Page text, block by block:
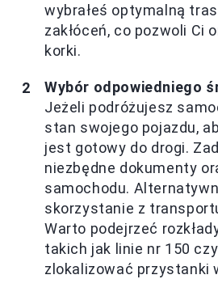
wybrałeś optymalną
zakłóceń, co pozwoli Ci
korki.
Wybór odpowiedniego
Jeżeli podróżujesz
stan swojego pojazdu,
jest gotowy do drogi.
niezbędne dokumenty
samochodu.
skorzystanie z
Warto podejrzeć
takich jak linie nr 150
zlokalizować przystanki